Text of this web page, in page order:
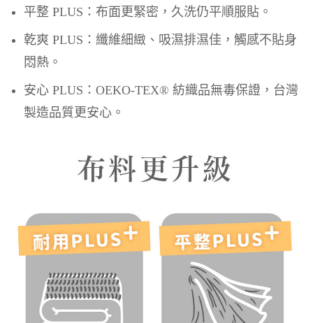
平整 PLUS：布面更緊密，久洗仍平順服貼。
乾爽 PLUS：纖維細緻、吸濕排濕佳，觸感不貼身
悶熱。
安心 PLUS：OEKO-TEX® 紡織品無毒保證，台灣
製造品質更安心。